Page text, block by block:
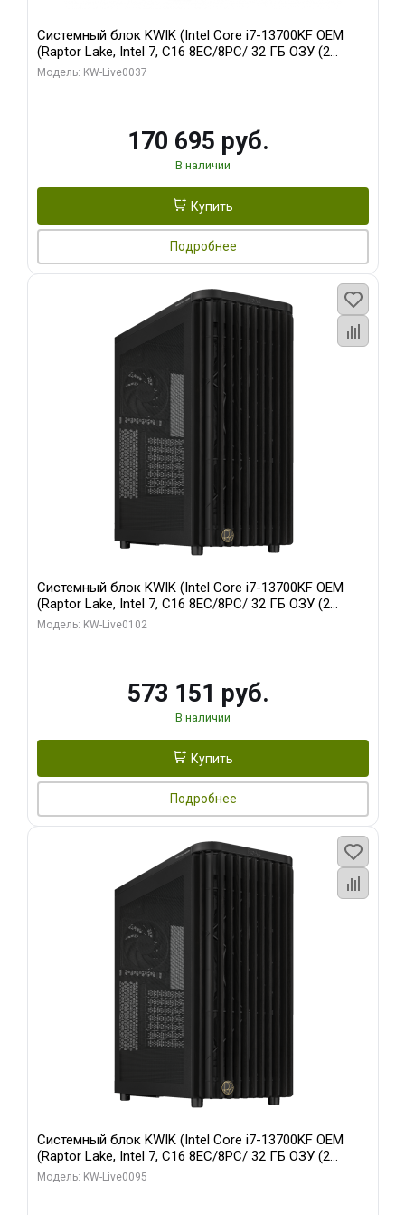
Системный блок KWIK (Intel Core i7-13700KF OEM
(Raptor Lake, Intel 7, C16 8EC/8PC/ 32 ГБ ОЗУ (2
модуля)/ Gigabyte RTX5070 AERO OC 12GB GDDR7
Модель: KW-Live0037
170 695 руб.
В наличии
Купить
Подробнее
Системный блок KWIK (Intel Core i7-13700KF OEM
(Raptor Lake, Intel 7, C16 8EC/8PC/ 32 ГБ ОЗУ (2
модуля)/ Afox RTX4090 24GB GDDR6X 384-Bit 3xDP
Модель: KW-Live0102
573 151 руб.
В наличии
Купить
Подробнее
Системный блок KWIK (Intel Core i7-13700KF OEM
(Raptor Lake, Intel 7, C16 8EC/8PC/ 32 ГБ ОЗУ (2
модуля)/ Afox RTX4090 24GB GDDR6X 384-Bit 3xDP
Модель: KW-Live0095